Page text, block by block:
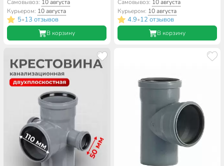
Самовывоз: 10 августа
Курьером: 10 августа
5•13 отзывов
В корзину
Самовывоз: 10 августа
Курьером: 10 августа
4.9•12 отзывов
В корзину